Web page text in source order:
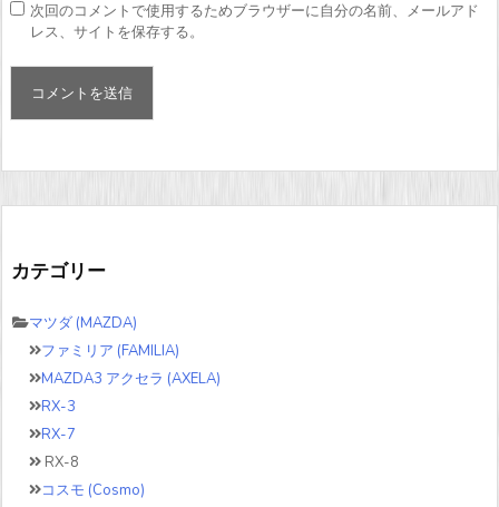
次回のコメントで使用するためブラウザーに自分の名前、メールアド
レス、サイトを保存する。
カテゴリー
マツダ (MAZDA)
ファミリア (FAMILIA)
MAZDA3 アクセラ (AXELA)
RX-3
RX-7
RX-8
コスモ (Cosmo)